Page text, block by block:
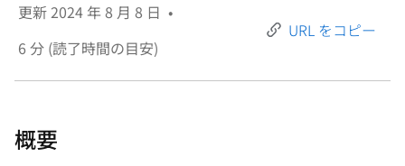
更新2024 年 8 月 8 日 •
6 分 (読了時間の目安)
URL をコピー
概要